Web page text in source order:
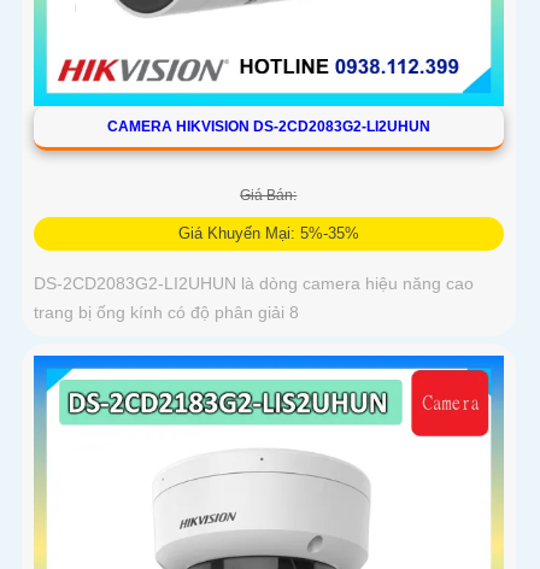
CAMERA HIKVISION DS-2CD2083G2-LI2UHUN
Giá Bán:
Giá Khuyến Mại: 5%-35%
DS-2CD2083G2-LI2UHUN là dòng camera hiệu năng cao
trang bị ống kính có độ phân giải 8